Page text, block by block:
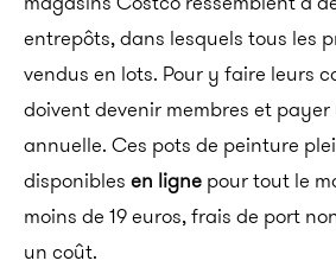
entrepôts, dans lesquels tous les
vendus en lots. Pour y faire leurs
doivent devenir membres et
annuelle. Ces pots de peinture
disponibles en ligne pour tout le
moins de 19 euros, frais de port
un coût.